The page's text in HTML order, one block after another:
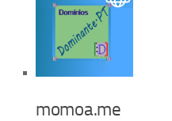
momoa.me